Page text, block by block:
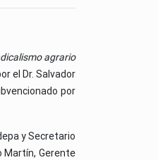
agrario
el Dr. Salvador
por
y Secretario
Martín, Gerente